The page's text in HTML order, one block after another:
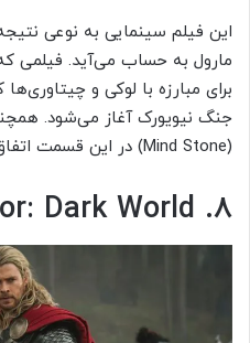
مارول به حساب می‌آید. فیلمی
جنگ نیویورک آغاز می‌شود.
(Mind Stone) در این قسمت اتفاق می‌افتد.
۸. Thor: Dark World